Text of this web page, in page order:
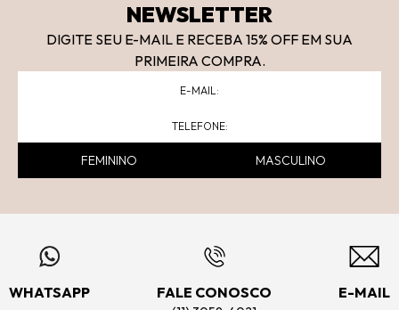
NEWSLETTER
DIGITE SEU E-MAIL E RECEBA 15% OFF EM SUA
PRIMEIRA COMPRA.
FEMININO MASCULINO
WHATSAPP FALE CONOSCO E-MAIL